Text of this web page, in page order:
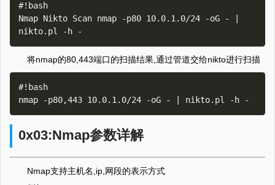
#!bash
Nmap Nikto Scan nmap -p80 10.0.1.0/24 -oG - |
将nmap的80,443端口的扫描结果,通过管道交给nikto进行扫描
#!bash
0x03:Nmap参数详解
Nmap支持主机名,ip,网段的表示方式